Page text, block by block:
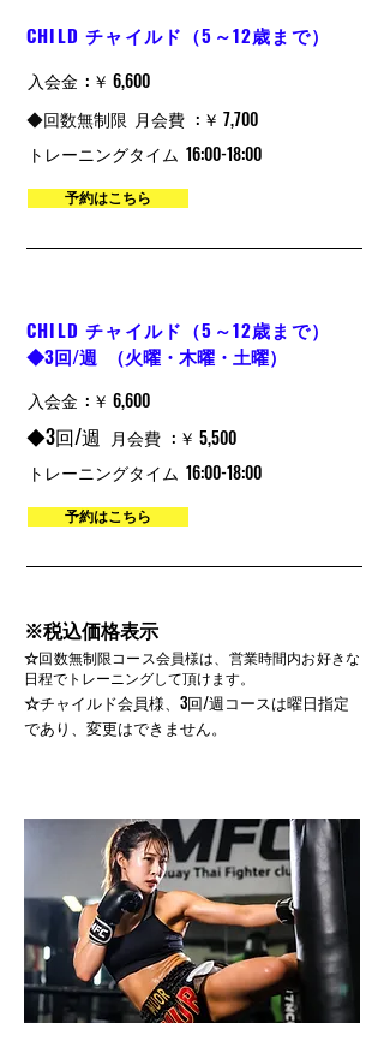
CHILD チャイルド（5～12歳まで）
入会金 : ￥ 6,600
​◆回数無制限 月会費 : ￥ 7,700
トレーニングタイム 16:00-18:00
予約はこちら
CHILD チャイルド（5～12歳まで）
◆3回/週 （火曜・木曜・土曜）
入会金 : ￥ 6,600
◆3回/週
月会費 : ￥ 5,500
トレーニングタイム 16:00-18:00
予約はこちら
​※税込価格表示
​☆回数無制限コース会員様は、営業時間内お好きな
日程でトレーニングして頂けます。
​☆チャイルド会員様、3回/週コースは曜日指定
であり、変更はできません。